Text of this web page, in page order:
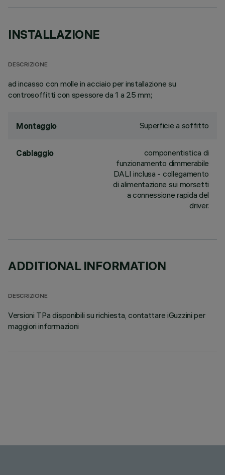
INSTALLAZIONE
DESCRIZIONE
ad incasso con molle in acciaio per installazione su
controsoffitti con spessore da 1 a 25 mm;
Montaggio Superficie a soffitto
Cablaggio
componentistica di
funzionamento dimmerabile
DALI inclusa - collegamento
di alimentazione sui morsetti
a connessione rapida del
driver.
ADDITIONAL INFORMATION
DESCRIZIONE
Versioni TPa disponibili su richiesta, contattare iGuzzini per
maggiori informazioni